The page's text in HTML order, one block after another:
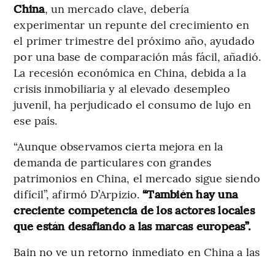
China, un mercado clave, debería
experimentar un repunte del crecimiento en
el primer trimestre del próximo año, ayudado
por una base de comparación más fácil, añadió.
La recesión económica en China, debida a la
crisis inmobiliaria y al elevado desempleo
juvenil, ha perjudicado el consumo de lujo en
ese país.
“Aunque observamos cierta mejora en la
demanda de particulares con grandes
patrimonios en China, el mercado sigue siendo
difícil”, afirmó D’Arpizio.“También hay una
creciente competencia de los actores locales
que están desafiando a las marcas europeas”.
Bain no ve un retorno inmediato en China a las